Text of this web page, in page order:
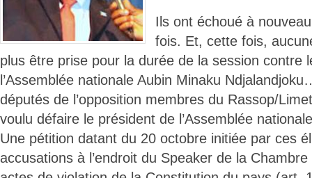
Ils ont échoué à
fois. Et, cette fois,
plus être prise pour la durée de la session contre
l’Assemblée nationale Aubin Minaku
députés de l’opposition membres du Rassop/
voulu défaire le président de l’Assemblée
Une pétition datant du 20 octobre initiée par ces
accusations à l’endroit du Speaker de la